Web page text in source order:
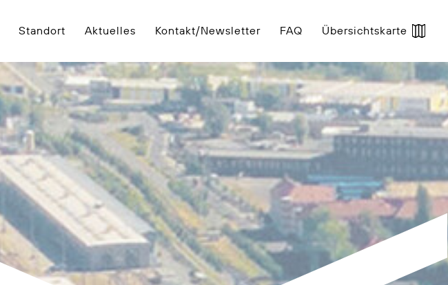
Standort Aktuelles Kontakt/Newsletter FAQ Übersichtskarte